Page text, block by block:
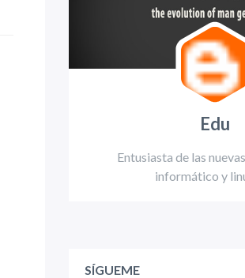
Edu
Entusiasta de las
informático y
SÍGUEME